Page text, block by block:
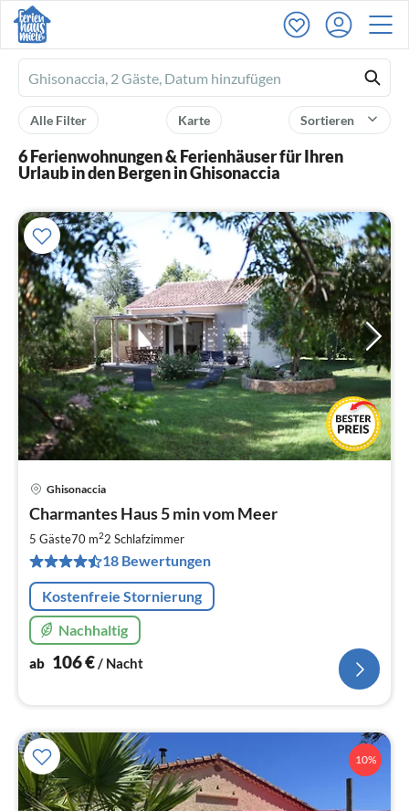
Ferienhausmiete
logo
Sortieren
Karte
Alle Filter
6 Ferienwohnungen & Ferienhäuser für Ihren
Urlaub in den Bergen in Ghisonaccia
Ghisonaccia
Charmantes Haus 5 min vom Meer
5 Gäste70 m22 Schlafzimmer
18 Bewertungen
Kostenfreie Stornierung
Nachhaltig
ab 106€/ Nacht
10%